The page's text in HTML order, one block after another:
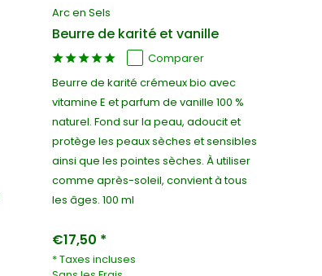
Arc en Sels
Beurre de karité et vanille
Comparer
Beurre de karité crémeux bio avec
vitamine E et parfum de vanille 100 %
naturel. Fond sur la peau, adoucit et
protège les peaux sèches et sensibles
ainsi que les pointes sèches. À utiliser
comme après-soleil, convient à tous
les âges. 100 ml
€17,50 *
* Taxes incluses